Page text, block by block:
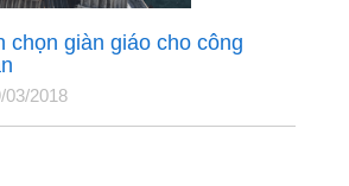
chọn giàn giáo cho công
03/2018